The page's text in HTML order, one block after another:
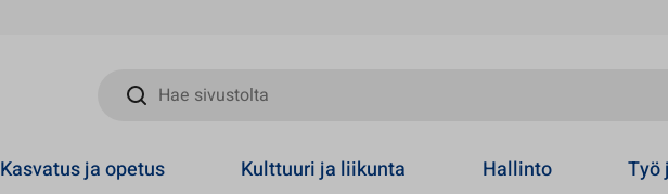
Hae sivustolta
Kasvatus ja opetus Kulttuuri ja liikunta Hallinto Työ